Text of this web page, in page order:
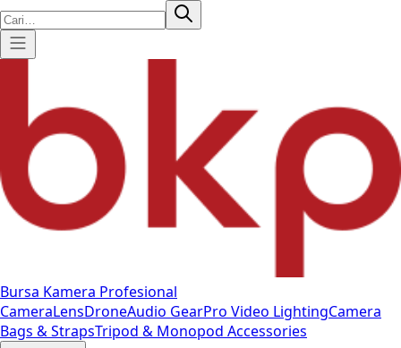
Bursa Kamera Profesional
CameraLensDroneAudio GearPro Video LightingCamera
Bags & StrapsTripod & Monopod Accessories